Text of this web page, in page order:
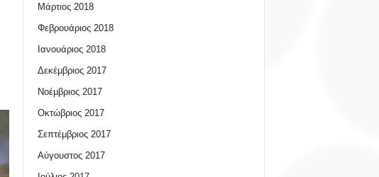
Μάρτιος 2018
Φεβρουάριος 2018
Ιανουάριος 2018
Δεκέμβριος 2017
Νοέμβριος 2017
Οκτώβριος 2017
Σεπτέμβριος 2017
Αύγουστος 2017